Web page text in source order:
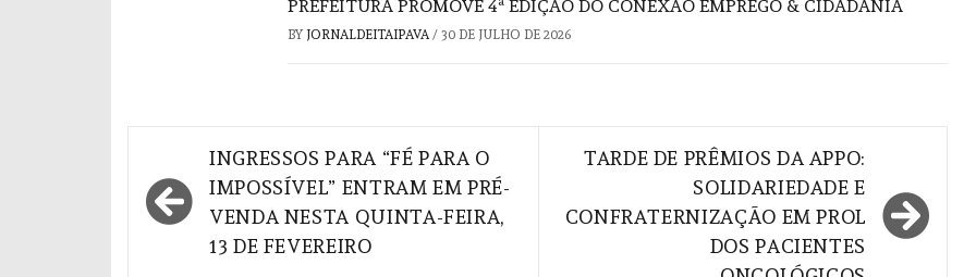
PREFEITURA PROMOVE 4ª EDIÇÃO DO CONEXÃO EMPREGO & CIDADANIA
BY JORNALDEITAIPAVA/ 30 DE JULHO DE 2026
Navegação
de
Post
INGRESSOS PARA “FÉ PARA O
IMPOSSÍVEL” ENTRAM EM PRÉ-
VENDA NESTA QUINTA-FEIRA,
13 DE FEVEREIRO
TARDE DE PRÊMIOS DA APPO:
SOLIDARIEDADE E
CONFRATERNIZAÇÃO EM PROL
DOS PACIENTES